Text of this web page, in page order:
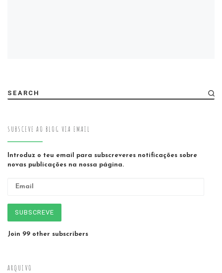
SEARCH
SUBSCEVE AO BLOG VIA EMAIL
Introduz o teu email para subscreveres notificações sobre
novas publicações na nossa página.
SUBSCREVE
Join 99 other subscribers
ARQUIVO